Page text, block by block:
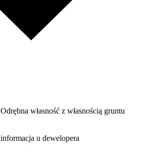
Odrębna własność z własnością gruntu
informacja u dewelopera